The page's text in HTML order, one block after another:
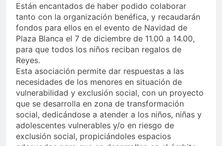
Están encantados de haber podido colaborar
tanto con la organización benéfica, y recaudarán
fondos para ellos en el evento de Navidad de
Plaza Blanca el 7 de diciembre de 11.00 a 14.00,
para que todos los niños reciban regalos de
Reyes.
Esta asociación permite dar respuestas a las
necesidades de los menores en situación de
vulnerabilidad y exclusión social, con un proyecto
que se desarrolla en zona de transformación
social, dedicándose a atender a los niños, niñas y
adolescentes vulnerables y/o en riesgo de
exclusión social, propiciándoles espacios